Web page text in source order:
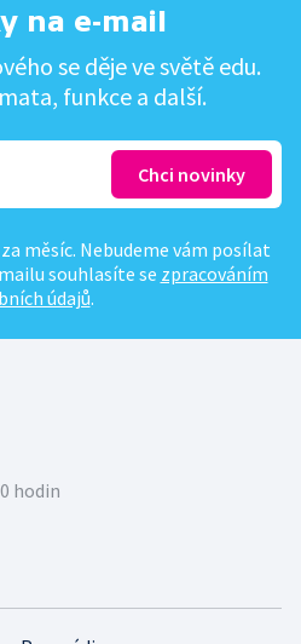
na e-mail
se děje ve světě edu.
funkce a další.
měsíc. Nebudeme vám posílat
souhlasíte se zpracováním
údajů.